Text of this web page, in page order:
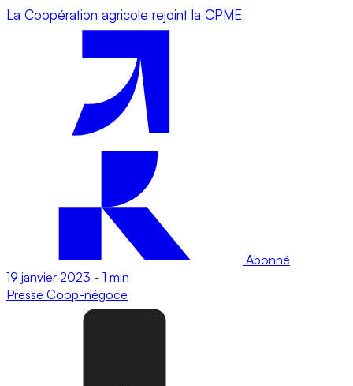
La Coopération agricole rejoint la CPME
Abonné
19 janvier 2023 - 1 min
Presse Coop-négoce